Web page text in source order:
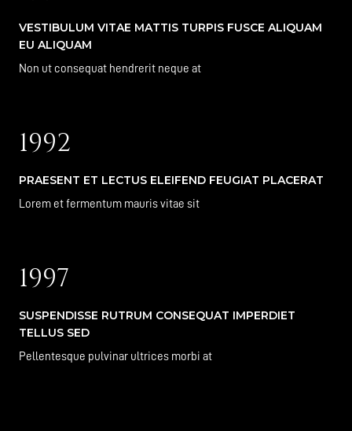
VESTIBULUM VITAE MATTIS TURPIS FUSCE ALIQUAM
EU ALIQUAM
Non ut consequat hendrerit neque at
1992
PRAESENT ET LECTUS ELEIFEND FEUGIAT PLACERAT
Lorem et fermentum mauris vitae sit
1997
SUSPENDISSE RUTRUM CONSEQUAT IMPERDIET
TELLUS SED
Pellentesque pulvinar ultrices morbi at